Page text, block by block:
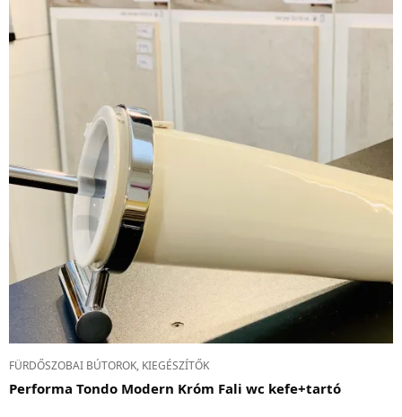
FÜRDŐSZOBAI BÚTOROK, KIEGÉSZÍTŐK
Performa Tondo Modern Króm Fali wc kefe+tartó